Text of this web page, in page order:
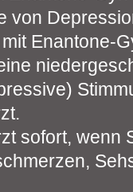
von
Enantone-
sofort, wenn